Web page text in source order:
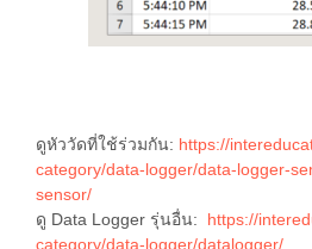
ดูหัววัดที่ใช้ร่วมกัน: https://
category/data-logger/data-logger-
sensor/
ดู Data Logger รุ่นอื่น: https://
category/data-logger/datalogger/